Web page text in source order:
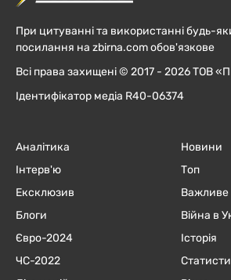
При цитуванні та використанні будь-
посилання на zbirna.com обов'язкове
Всі права захищені © 2017 - 2026 ТОВ
Ідентифікатор медіа R40-06374
Аналітика
Інтерв'ю
Ексклюзив
Блоги
Євро-2024
ЧC-2022
Новини
Топ
Важливе
Війна в
Історія